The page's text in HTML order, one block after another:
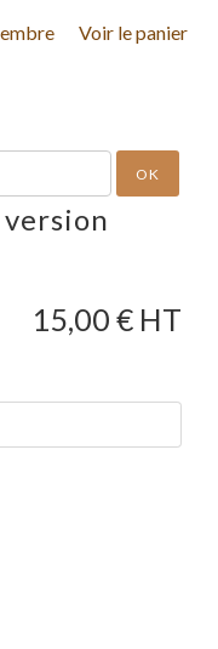
Voir le panier
OK
version
15,00 € HT